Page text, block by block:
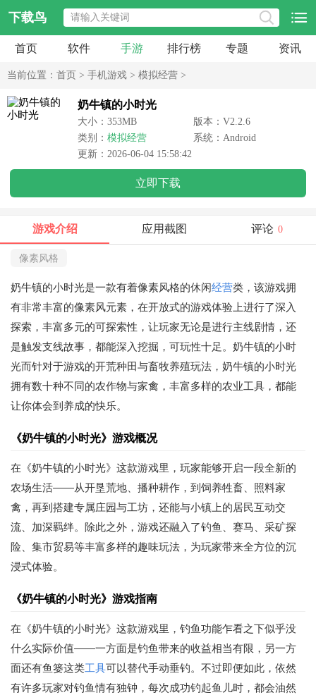
下载鸟
首页 软件 手游 排行榜 专题 资讯
当前位置： 首页 > 手机游戏 > 模拟经营 >
奶牛镇的小时光
大小：353MB
版本：V2.2.6
类别： 模拟经营
系统：Android
更新：2026-06-04 15:58:42
立即下载
游戏介绍 应用截图 评论 0
像素风格
奶牛镇的小时光是一款有着像素风格的休闲经营类，该游戏拥
有非常丰富的像素风元素，在开放式的游戏体验上进行了深入
探索，丰富多元的可探索性，让玩家无论是进行主线剧情，还
是触发支线故事，都能深入挖掘，可玩性十足。奶牛镇的小时
光而针对于游戏的开荒种田与畜牧养殖玩法，奶牛镇的小时光
拥有数十种不同的农作物与家禽，丰富多样的农业工具，都能
让你体会到养成的快乐。
《奶牛镇的小时光》游戏概况
在《奶牛镇的小时光》这款游戏里，玩家能够开启一段全新的
农场生活——从开垦荒地、播种耕作，到饲养牲畜、照料家
禽，再到搭建专属庄园与工坊，还能与小镇上的居民互动交
流、加深羁绊。除此之外，游戏还融入了钓鱼、赛马、采矿探
险、集市贸易等丰富多样的趣味玩法，为玩家带来全方位的沉
浸式体验。
《奶牛镇的小时光》游戏指南
在《奶牛镇的小时光》这款游戏里，钓鱼功能乍看之下似乎没
什么实际价值——一方面是钓鱼带来的收益相当有限，另一方
面还有鱼篓这类工具可以替代手动垂钓。不过即便如此，依然
有许多玩家对钓鱼情有独钟，每次成功钓起鱼儿时，都会油然